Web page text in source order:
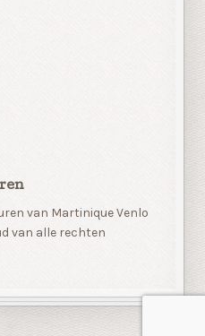
van Martinique Venlo
van alle rechten